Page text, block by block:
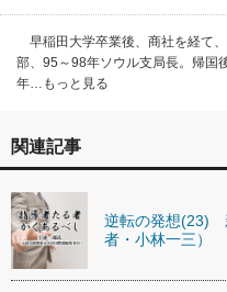
早稲田大学卒業後、商社を経て
部、95～98年ソウル支局長。帰国
年…もっと見る
関連記事
逆転の発想(23)
者・小林一三）